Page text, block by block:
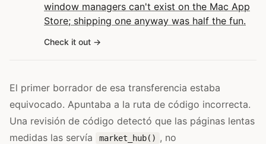
window managers can't exist on the Mac App
Store; shipping one anyway was half the fun.
Check it out
El primer borrador de esa transferencia estaba
equivocado. Apuntaba a la ruta de código incorrecta.
Una revisión de código detectó que las páginas lentas
medidas las servía
market_hub() , no